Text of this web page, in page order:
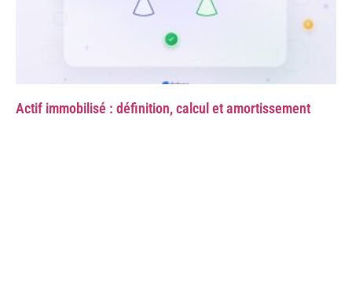
Actif immobilisé : définition, calcul et amortissement